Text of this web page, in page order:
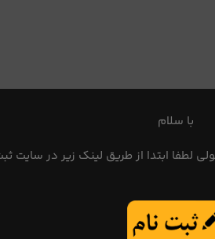
با سلام
لطفا ابتدا از طریق لینک زیر در سایت